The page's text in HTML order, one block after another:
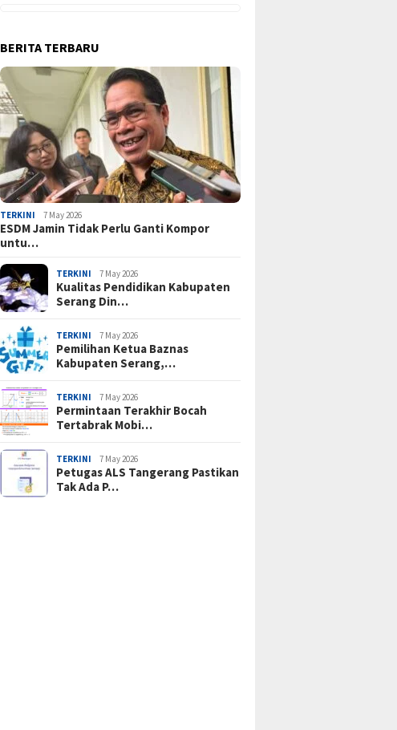
BERITA TERBARU
TERKINI 7 May 2026
ESDM Jamin Tidak Perlu Ganti Kompor
untu…
TERKINI 7 May 2026
Kualitas Pendidikan Kabupaten
Serang Din…
TERKINI 7 May 2026
Pemilihan Ketua Baznas
Kabupaten Serang,…
TERKINI 7 May 2026
Permintaan Terakhir Bocah
Tertabrak Mobi…
TERKINI 7 May 2026
Petugas ALS Tangerang Pastikan
Tak Ada P…